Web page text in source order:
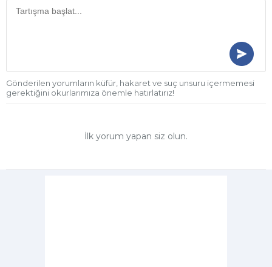
Gönderilen yorumların küfür, hakaret ve suç unsuru içermemesi
gerektiğini okurlarımıza önemle hatırlatırız!
İlk yorum yapan siz olun.